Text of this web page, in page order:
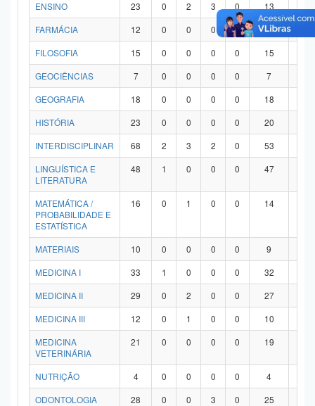
ENSINO
23 0 2 3 0 13
FARMÁCIA
12 0 0 0 0 12
FILOSOFIA
15 0 0 0 0 15
GEOCIÊNCIAS
7 0 0 0 0 7
GEOGRAFIA
18 0 0 0 0 18
HISTÓRIA
23 0 0 0 0 20
INTERDISCIPLINAR
68 2 3 2 0 53
LINGUÍSTICA E
LITERATURA
48 1 0 0 0 47
MATEMÁTICA /
PROBABILIDADE E
ESTATÍSTICA
16 0 1 0 0 14
MATERIAIS 10 0 0 0 0 9
MEDICINA I
33 1 0 0 0 32
MEDICINA II
29 0 2 0 0 27
MEDICINA III
12 0 1 0 0 10
MEDICINA
VETERINÁRIA
21 0 0 0 0 19
NUTRIÇÃO 4 0 0 0 0 4
ODONTOLOGIA
28 0 0 3 0 25